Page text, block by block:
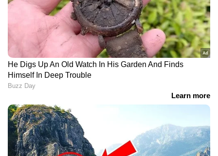
വിശ്വാസമില്ല, 13 പാവം
നമ്പർ'; വിപ്ലവമായി
കാണുന്നില്ലെന്ന് മന്ത്രി
കെ.എം. ഷാജി
കർശന നിർദേശം നൽകി
പെരുമ്പാവൂർ മുൻസിഫ്
കോടതി, മറ്റന്നാൾ
കുടിയൊഴിപ്പിക്കൽ
പൂർത്തിയാക്കണം
അന്ധവിശ്വാസമല്ല,
ആത്മവിശ്വാസം; 13ാം നമ്പർ
കാർ ചോദിച്ചുവാങ്ങി മന്ത്രി
കെ എം ഷാജി
ആഭ്യന്തരമന്ത്രിക്ക്
അമേരിക്കയുമായി
സമാധാന ചർച്ചയ്ക്ക്
സാധ്യത